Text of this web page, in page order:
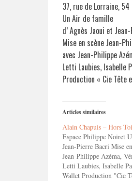
37, rue de Lorraine,
Un Air de famille
d’ Agnès Jaoui et
Mise en scène Jean-
avec Jean-Philippe
Letti Laubies, Isabelle
Production « Cie Tête
Articles similaires
Alain Chapuis – Hors
Espace Philippe Noiret
Jean-Pierre Bacri Mise
Jean-Philippe Azéma,
Letti Laubies, Isabelle
Wallet Production "Cie